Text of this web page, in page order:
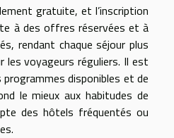
gratuite, et l’inscription
à des offres réservées et à
rendant chaque séjour plus
les voyageurs réguliers. Il est
programmes disponibles et de
le mieux aux habitudes de
des hôtels fréquentés ou